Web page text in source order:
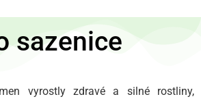
sazenice
vyrostly zdravé a silné rostliny,